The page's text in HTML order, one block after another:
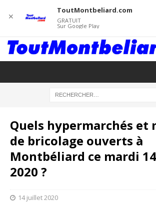
Quels hypermarchés et
de bricolage ouverts à
Montbéliard ce mardi
2020 ?
14 juillet 2020
✕
ToutMontbeliard.com
GRATUIT
Sur Google Play